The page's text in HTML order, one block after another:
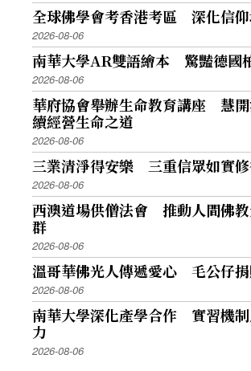
全球佛學會考香港考區 深化信
2026-08-06
南華大學AR雙語繪本 驚豔德國
2026-08-06
華府協會舉辦生命教育講座 慧
續經營生命之道
2026-08-06
三業清淨得安樂 三重信眾如實
2026-08-06
西澳道場供僧法會 推動人間佛
群
2026-08-06
溫哥華佛光人傳遞愛心 毛公仔
2026-08-06
南華大學深化產學合作 實習機
力
2026-08-06